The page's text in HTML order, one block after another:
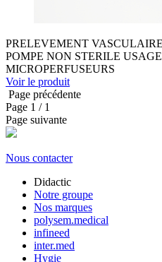
PRELEVEMENT
POMPE NON STERILE
MICROPERFUSEURS
Voir le produit
Page précédente
Page 1 / 1
Page suivante
Nous contacter
Didactic
Notre groupe
Nos marques
polysem.medical
infineed
inter.med
Hygie